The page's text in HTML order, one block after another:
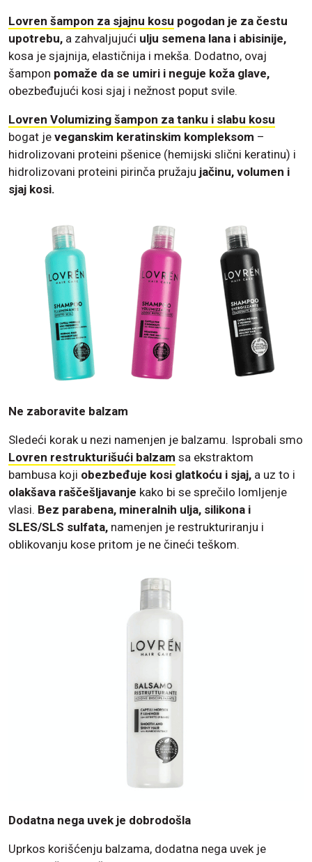
Lovren šampon za sjajnu kosu pogodan je za čestu
upotrebu, a zahvaljujući ulju semena lana i abisinije,
kosa je sjajnija, elastičnija i mekša. Dodatno, ovaj
šampon pomaže da se umiri i neguje koža glave,
obezbeđujući kosi sjaj i nežnost poput svile.
Lovren Volumizing šampon za tanku i slabu kosu
bogat je veganskim keratinskim kompleksom –
hidrolizovani proteini pšenice (hemijski slični keratinu) i
hidrolizovani proteini pirinča pružaju jačinu, volumen i
sjaj kosi.
Ne zaboravite balzam
Sledeći korak u nezi namenjen je balzamu. Isprobali smo
Lovren restrukturišući balzam sa ekstraktom
bambusa koji obezbeđuje kosi glatkoću i sjaj, a uz to i
olakšava raščešljavanje kako bi se sprečilo lomljenje
vlasi. Bez parabena, mineralnih ulja, silikona i
SLES/SLS sulfata, namenjen je restrukturiranju i
oblikovanju kose pritom je ne čineći teškom.
Dodatna nega uvek je dobrodošla
Uprkos korišćenju balzama, dodatna nega uvek je